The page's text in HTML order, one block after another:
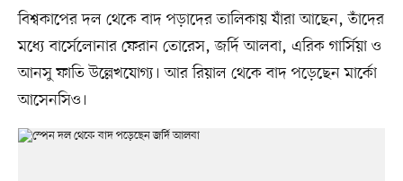
বিশ্বকাপের দল থেকে বাদ পড়াদের তালিকায় যাঁরা আছেন, তাঁদের
মধ্যে বার্সেলোনার ফেরান তোরেস, জর্দি আলবা, এরিক গার্সিয়া ও
আনসু ফাতি উল্লেখযোগ্য। আর রিয়াল থেকে বাদ পড়েছেন মার্কো
আসেনসিও।